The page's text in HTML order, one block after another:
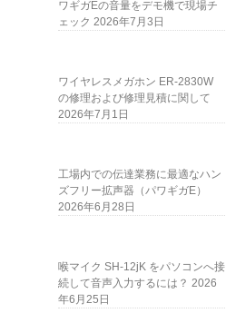
ワギガEの音量をデモ機で現場チ
ェック 2026年7月3日
ワイヤレスメガホン ER-2830W
の修理および修理見積に関して
2026年7月1日
工場内での伝達業務に最適なハン
ズフリー拡声器（パワギガE）
2026年6月28日
喉マイク SH-12jK をパソコンへ接
続して音声入力するには？ 2026
年6月25日